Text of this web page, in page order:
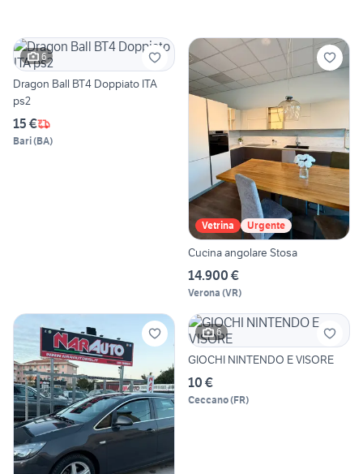
6
Dragon Ball BT4 Doppiato ITA
ps2
15 €
Bari(BA)
Vetrina Urgente
Cucina angolare Stosa
14.900 €
Verona (VR)
6
GIOCHI NINTENDO E VISORE
10 €
Ceccano(FR)